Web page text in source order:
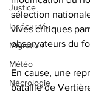
Justice
Insécurité
Migration
Météo
Nécrologie
sélection
vives critiques
observateurs du
En cause, une
bataille de